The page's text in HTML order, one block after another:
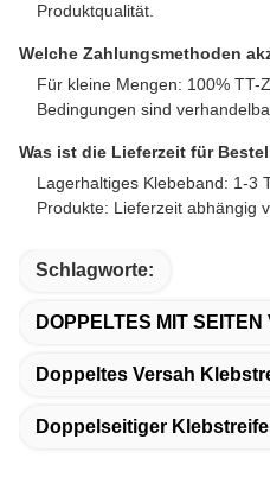
Produktqualität.
Welche Zahlungsmethoden
Für kleine Mengen: 100% TT-
Bedingungen sind
Was ist die Lieferzeit für
Lagerhaltiges Klebeband: 1-3
Produkte: Lieferzeit abhängig
Schlagworte:
DOPPELTES MIT
Doppeltes Versah
Doppelseitiger